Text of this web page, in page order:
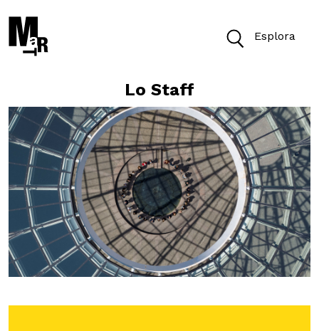
Esplora
Oggi il Museo è aperto dalle 10 alle 19.30
Biglietti
Cerca nel sito
Cerca
VISITA
Lo Staff